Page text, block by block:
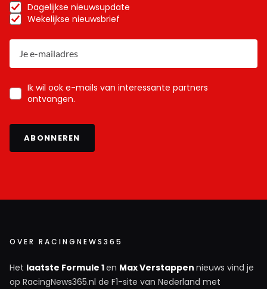
Dagelijkse nieuwsupdate
Wekelijkse nieuwsbrief
Ik wil ook e-mails van interessante partners
ontvangen.
ABONNEREN
OVER RACINGNEWS365
Het laatste Formule 1en Max Verstappen nieuws vind je
op RacingNews365.nl de F1-site van Nederland met